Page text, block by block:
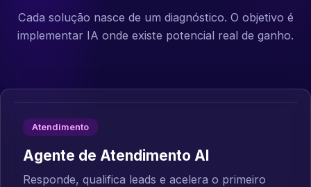
Cada solução nasce de um diagnóstico. O objetivo é
implementar IA onde existe potencial real de ganho.
Atendimento
Agente de Atendimento AI
Responde, qualifica leads e acelera o primeiro